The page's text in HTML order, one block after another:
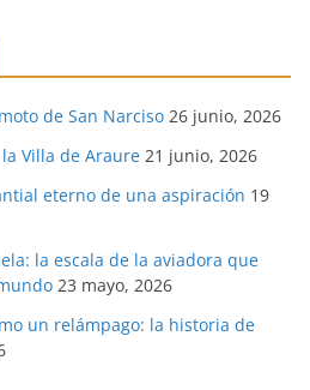
de San Narciso 26 junio, 2026
Villa de Araure 21 junio, 2026
eterno de una aspiración 19
la escala de la aviadora que
23 mayo, 2026
un relámpago: la historia de